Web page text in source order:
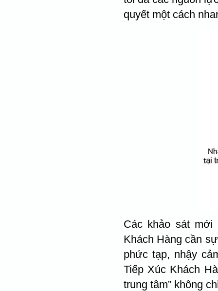
quyết một cách
Các khảo sát mới
Khách Hàng cần
phức tạp, nhậy
Tiếp Xúc Khách
trung tâm” không